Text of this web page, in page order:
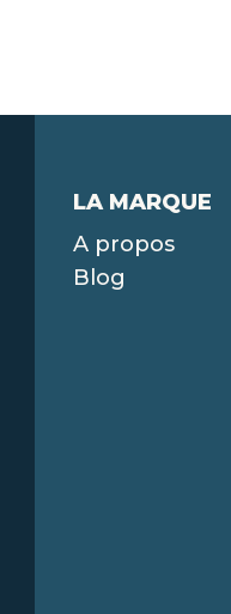
LA MARQUE
A propos
Blog